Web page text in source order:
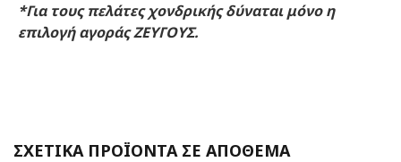
*Για τους πελάτες χονδρικής δύναται μόνο η
επιλογή αγοράς ΖΕΥΓΟΥΣ.
ΣΧΕΤΙΚΑ ΠΡΟΪΟΝΤΑ ΣΕ ΑΠΟΘΕΜΑ